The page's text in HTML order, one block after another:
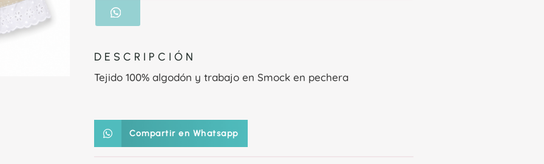
DESCRIPCIÓN
Tejido 100% algodón y trabajo en Smock en pechera
Compartir en Whatsapp